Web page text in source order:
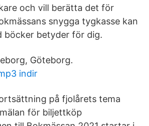
och vill berätta det för
snygga tygkasse kan
böcker betyder för dig.
Göteborg.
indir
på fjolårets tema
för biljettköp